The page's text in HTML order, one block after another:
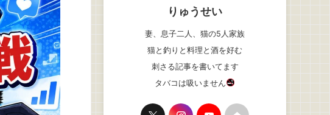
りゅうせい
妻、息子二人、猫の5人家族
猫と釣りと料理と酒を好む
刺さる記事を書いてます
タバコは吸いません